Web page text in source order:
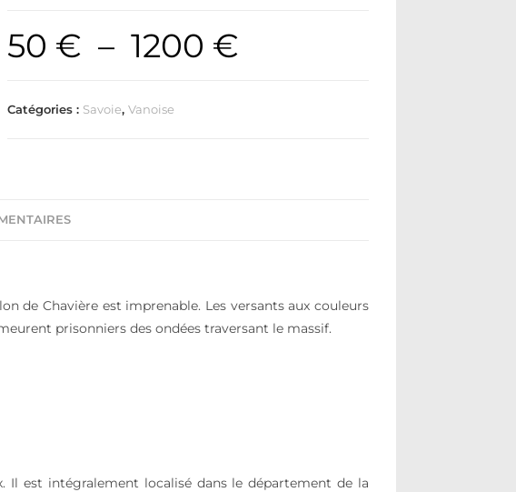
50 € – 1200 €
Catégories : Savoie,Vanoise
de Chavière est imprenable. Les versants aux couleurs
prisonniers des ondées traversant le massif.
Il est intégralement localisé dans le département de la